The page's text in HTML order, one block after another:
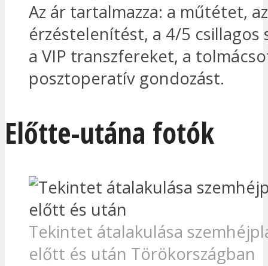
Az ár tartalmazza: a műtétet, az
érzéstelenítést, a 4/5 csillagos
a VIP transzfereket, a
posztoperatív gondozást.
Előtte-utána fotók
Tekintet átalakulása
előtt és után Törökországban